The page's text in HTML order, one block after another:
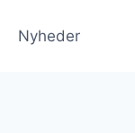
Nyheder